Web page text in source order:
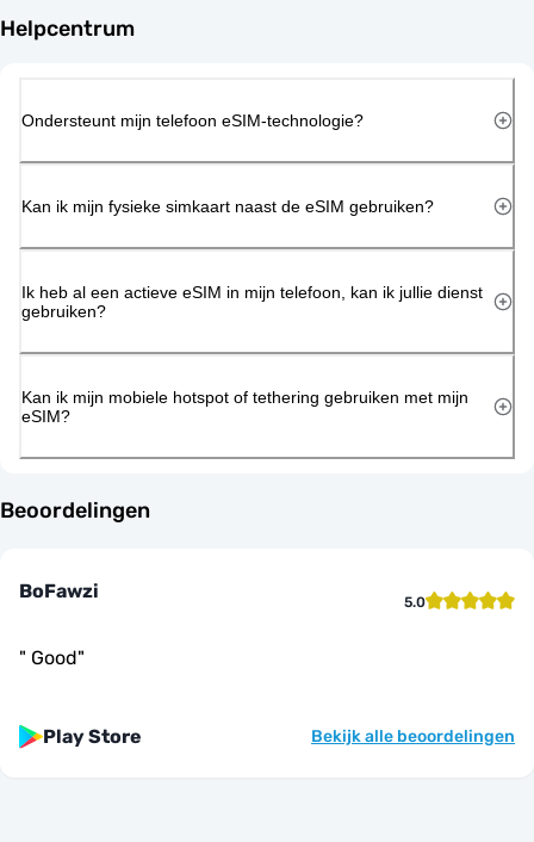
Helpcentrum
Ondersteunt mijn telefoon eSIM-technologie?
Kan ik mijn fysieke simkaart naast de eSIM gebruiken?
Ik heb al een actieve eSIM in mijn telefoon, kan ik jullie dienst
gebruiken?
Kan ik mijn mobiele hotspot of tethering gebruiken met mijn
eSIM?
Beoordelingen
BoFawzi 5.0
" Good"
Play Store Bekijk alle beoordelingen